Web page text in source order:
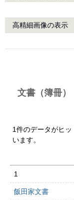
高精細画像の表示
文書（簿冊）
1件のデータがヒ
います。
1
飯田家文書